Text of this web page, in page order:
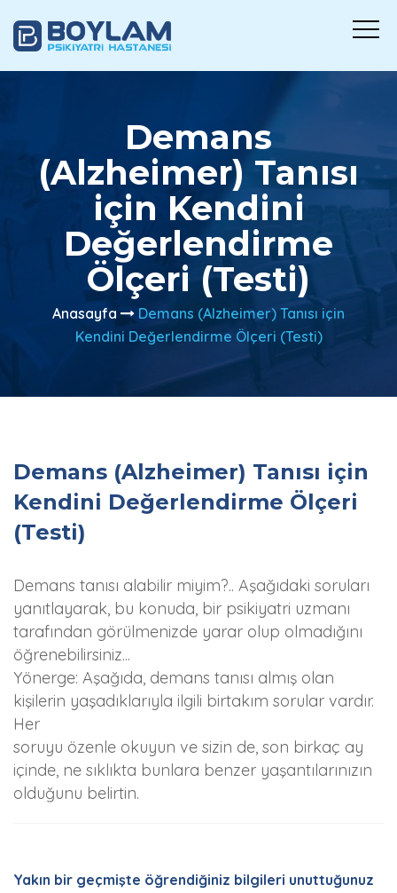
Demans
(Alzheimer) Tanısı
için Kendini
Değerlendirme
Ölçeri (Testi)
Anasayfa
Demans (Alzheimer) Tanısı için
Kendini Değerlendirme Ölçeri (Testi)
Demans (Alzheimer) Tanısı için
Kendini Değerlendirme Ölçeri
(Testi)
Demans tanısı alabilir miyim?.. Aşağıdaki soruları
yanıtlayarak, bu konuda, bir psikiyatri uzmanı
tarafından görülmenizde yarar olup olmadığını
öğrenebilirsiniz...
Yönerge: Aşağıda, demans tanısı almış olan
kişilerin yaşadıklarıyla ilgili birtakım sorular vardır.
Her
soruyu özenle okuyun ve sizin de, son birkaç ay
içinde, ne sıklıkta bunlara benzer yaşantılarınızın
olduğunu belirtin.
Yakın bir geçmişte öğrendiğiniz bilgileri unuttuğunuz